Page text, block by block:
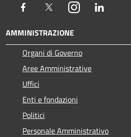
Facebook TwitterInstagram
AMMINISTRAZIONE
Organi di Governo
Aree Amministrative
Uffici
Enti e fondazioni
Politici
Personale Amministrativo